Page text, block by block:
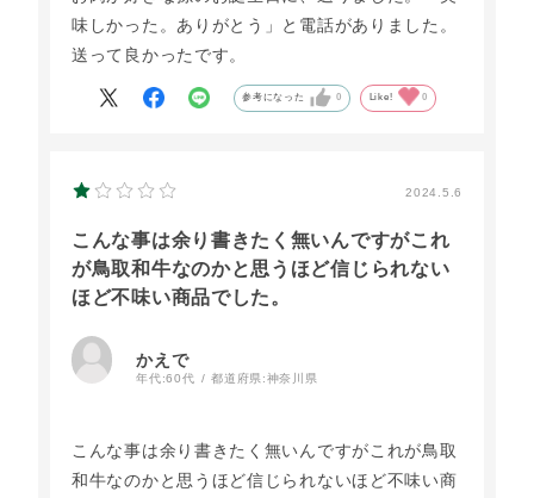
味しかった。ありがとう」と電話がありました。
送って良かったです。
参考になった 0 Like! 0
2024.5.6
こんな事は余り書きたく無いんですがこれ
が鳥取和牛なのかと思うほど信じられない
ほど不味い商品でした。
かえで
年代:60代 都道府県:神奈川県
こんな事は余り書きたく無いんですがこれが鳥取
和牛なのかと思うほど信じられないほど不味い商